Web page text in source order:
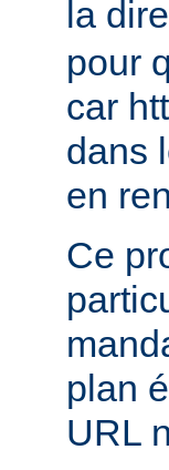
la
pour
car
dans
en
Ce
plan
URL